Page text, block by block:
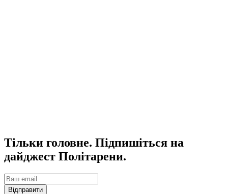
Тільки головне. Підпишіться на
дайджест Політарени.
Відправити